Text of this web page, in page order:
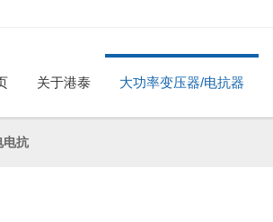
关于港泰 大功率变压器/电抗器
誉资质
电抗